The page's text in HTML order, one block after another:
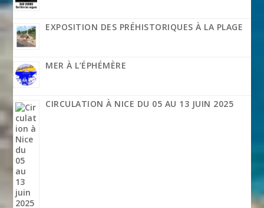
EXPOSITION DES PRÉHISTORIQUES À LA PLAGE
MER À L’ÉPHÉMÈRE
CIRCULATION À NICE DU 05 AU 13 JUIN 2025